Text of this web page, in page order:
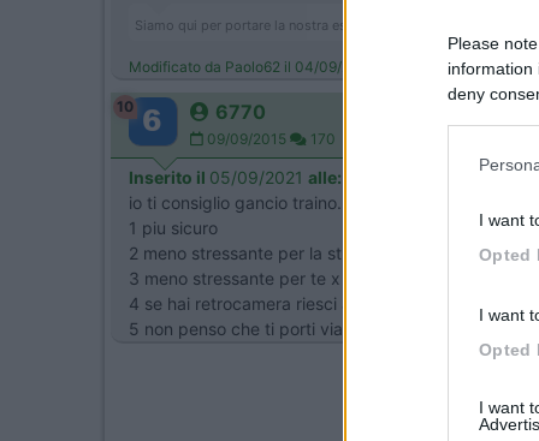
Please
information
deny
I want
Opted
I want
Opted
I want
Siamo qui per portare la nostra esperienza, non per avere
Modificato da Paolo62 il 04/09/2021 alle 08:32:13
10 6770
09/09/2015 170
Inserito il 05/09/2021 alle:
io ti consiglio gancio traino.
1 piu sicuro
2 meno stressante per la struttura
3 meno stressante per te x carico e scarico bici
4 se hai retrocamera riesci a gestirlo bene nelle
5 non penso che ti porti via un posto passeggeri.